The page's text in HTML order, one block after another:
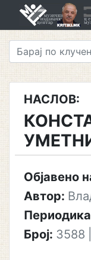
НАСЛОВ:
Објавено
Автор:
Број: 3588